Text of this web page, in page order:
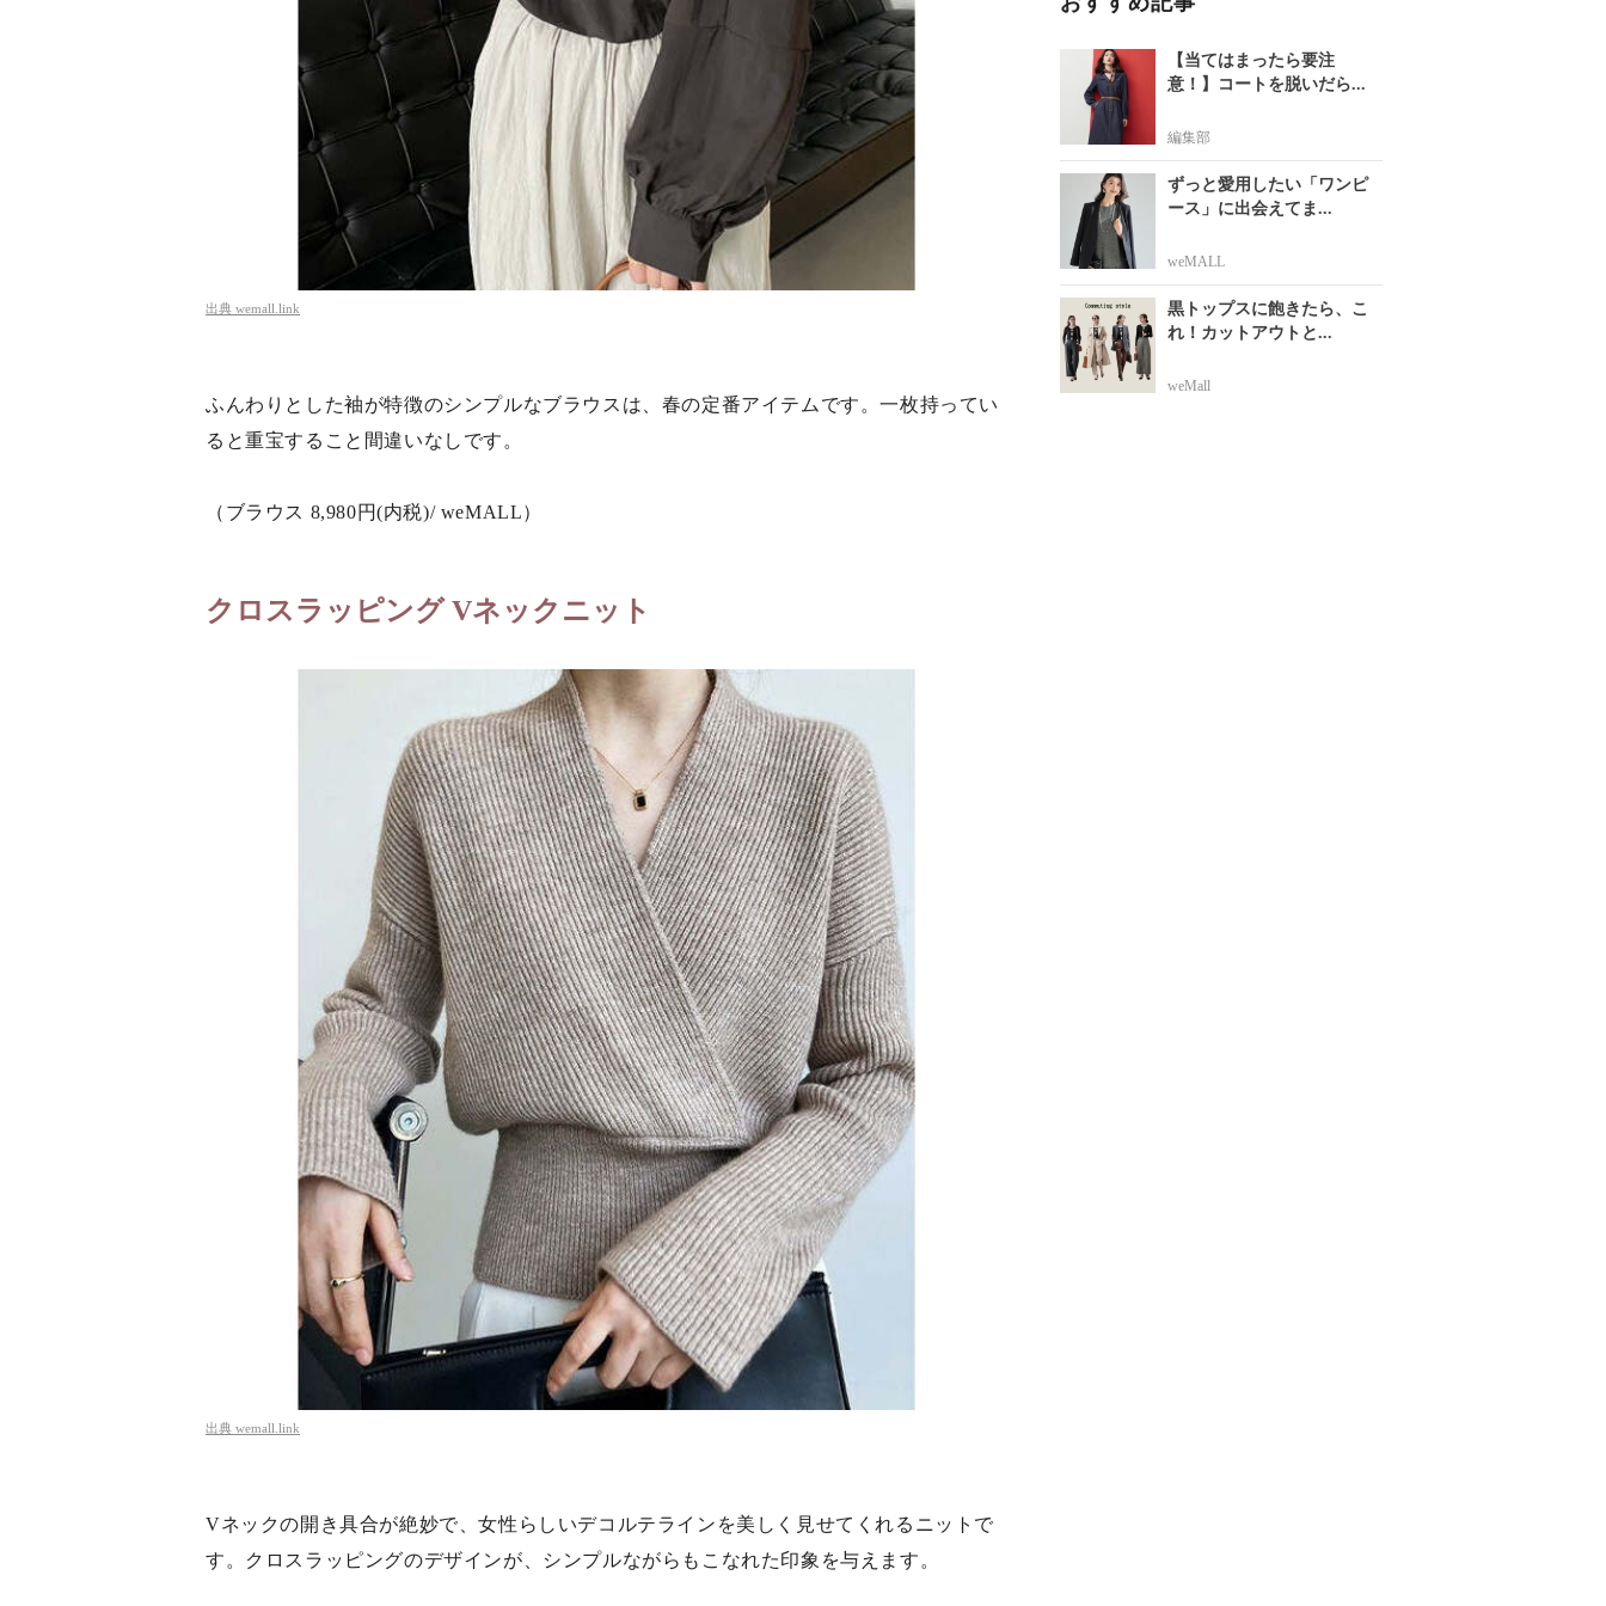
出典 wemall.link
ふんわりとした袖が特徴のシンプルなブラウスは、春の定番アイテムです。一枚持ってい
ると重宝すること間違いなしです。
（ブラウス 8,980円(内税)/ weMALL）
クロスラッピング Vネックニット
出典 wemall.link
Vネックの開き具合が絶妙で、女性らしいデコルテラインを美しく見せてくれるニットで
す。クロスラッピングのデザインが、シンプルながらもこなれた印象を与えます。
【当てはまったら要注
意！】コートを脱いだら...
編集部
ずっと愛用したい「ワンピ
ース」に出会えてま...
weMALL
黒トップスに飽きたら、こ
れ！カットアウトと...
weMall